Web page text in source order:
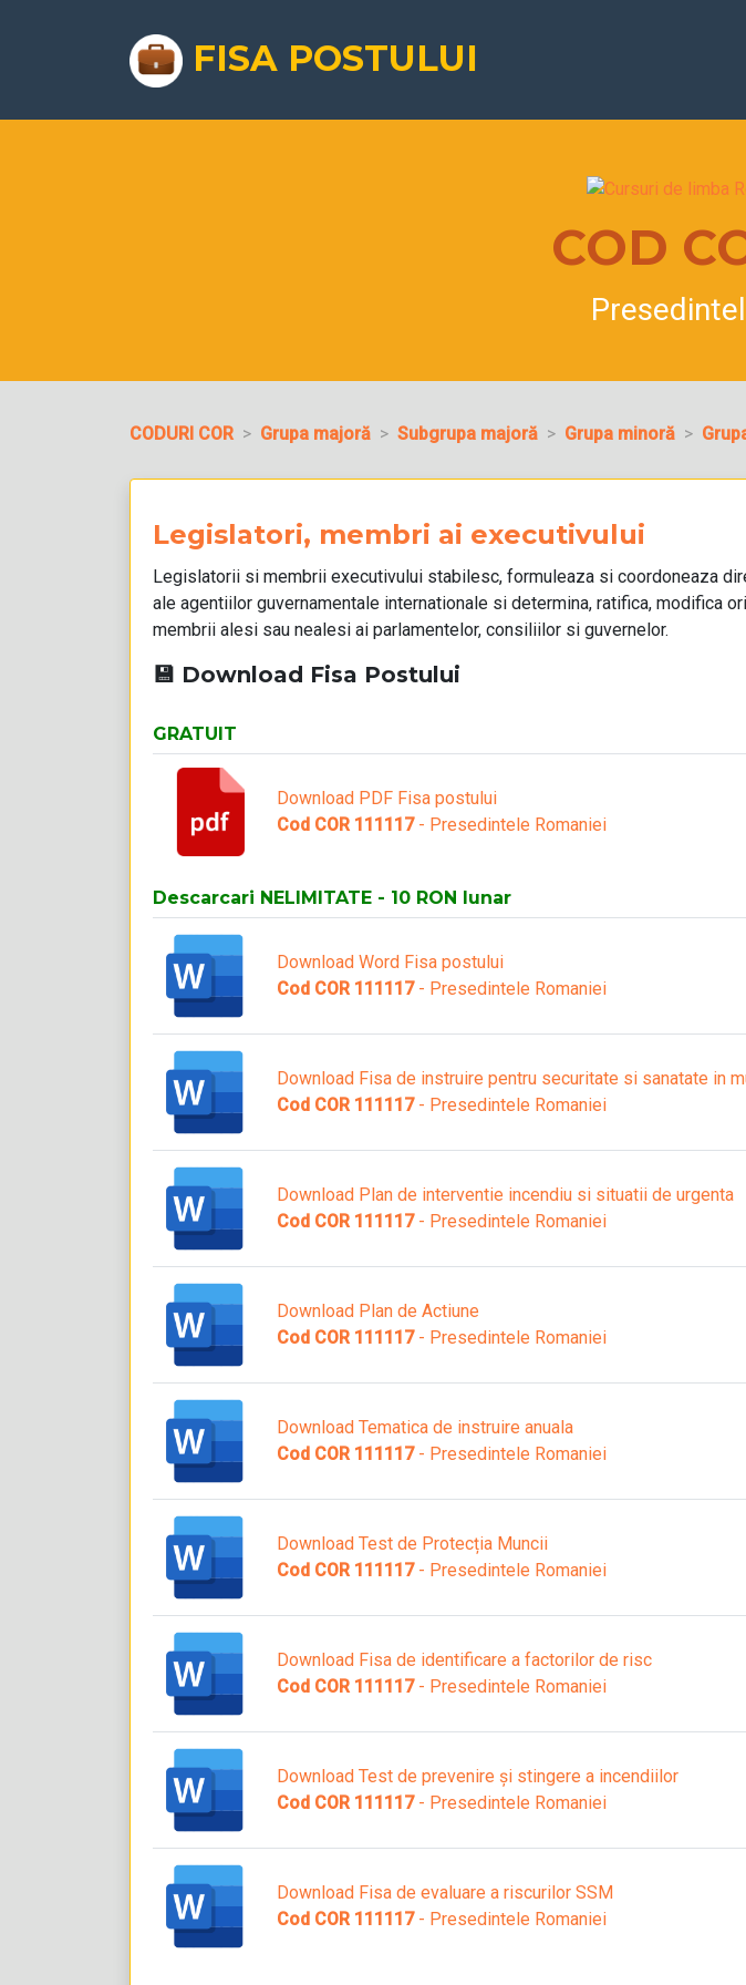
FISA POSTULUI
COD
CODURI COR Grupa majoră Subgrupa majoră Grupa minoră
Legislatori, membri ai executivului
Legislatorii si membrii executivului stabilesc, formuleaza si coordoneaza
ale agentiilor guvernamentale internationale si determina, ratifica, modifica
membrii alesi sau nealesi ai parlamentelor, consiliilor si guvernelor.
💾 Download Fisa Postului
GRATUIT
Download PDF Fisa postului
Cod COR 111117- Presedintele Romaniei
Descarcari NELIMITATE - 10 RON lunar
Download Word Fisa postului
Cod COR 111117- Presedintele Romaniei
Download Fisa de instruire pentru securitate si sanatate in
Cod COR 111117- Presedintele Romaniei
Download Plan de interventie incendiu si situatii de urgenta
Cod COR 111117- Presedintele Romaniei
Download Plan de Actiune
Cod COR 111117- Presedintele Romaniei
Download Tematica de instruire anuala
Cod COR 111117- Presedintele Romaniei
Download Test de Protecția Muncii
Cod COR 111117- Presedintele Romaniei
Download Fisa de identificare a factorilor de risc
Cod COR 111117- Presedintele Romaniei
Download Test de prevenire și stingere a incendiilor
Cod COR 111117- Presedintele Romaniei
Download Fisa de evaluare a riscurilor SSM
Cod COR 111117- Presedintele Romaniei